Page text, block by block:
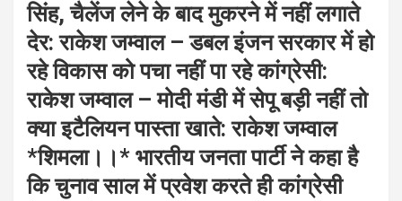
सिंह, चैलेंज लेने के बाद मुकरने में नहीं लगाते
देर: राकेश जम्वाल – डबल इंजन सरकार में हो
रहे विकास को पचा नहीं पा रहे कांग्रेसी:
राकेश जम्वाल – मोदी मंडी में सेपू बड़ी नहीं तो
क्या इटैलियन पास्ता खाते: राकेश जम्वाल
*शिमला।।* भारतीय जनता पार्टी ने कहा है
कि चुनाव साल में प्रवेश करते ही कांग्रेसी